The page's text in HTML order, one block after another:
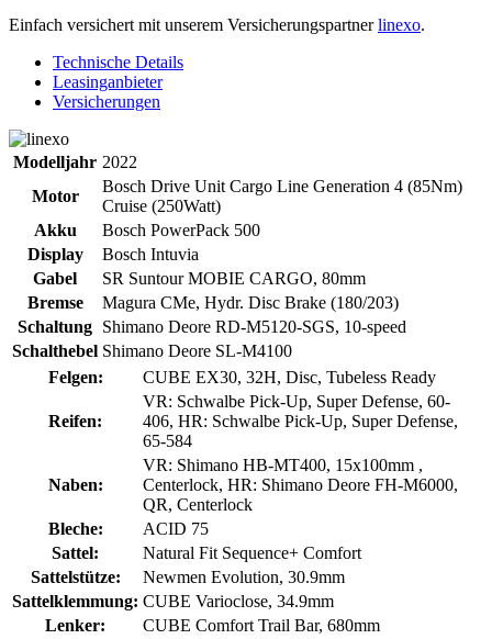
Einfach versichert mit unserem Versicherungspartnerlinexo.
Technische Details
Leasinganbieter
Versicherungen
Modelljahr 2022
Motor
Bosch Drive Unit Cargo Line Generation 4 (85Nm)
Cruise (250Watt)
Akku
Bosch PowerPack 500
Display
Bosch Intuvia
Gabel
SR Suntour MOBIE CARGO, 80mm
Bremse
Magura CMe, Hydr. Disc Brake (180/203)
Schaltung Shimano Deore RD-M5120-SGS, 10-speed
Schalthebel Shimano Deore SL-M4100
Felgen:
CUBE EX30, 32H, Disc, Tubeless Ready
Reifen:
VR: Schwalbe Pick-Up, Super Defense, 60-
406, HR: Schwalbe Pick-Up, Super Defense,
65-584
Naben:
VR: Shimano HB-MT400, 15x100mm ,
Centerlock, HR: Shimano Deore FH-M6000,
QR, Centerlock
Bleche:
ACID 75
Sattel:
Natural Fit Sequence+ Comfort
Sattelstütze:
Newmen Evolution, 30.9mm
Sattelklemmung: CUBE Varioclose, 34.9mm
Lenker:
CUBE Comfort Trail Bar, 680mm